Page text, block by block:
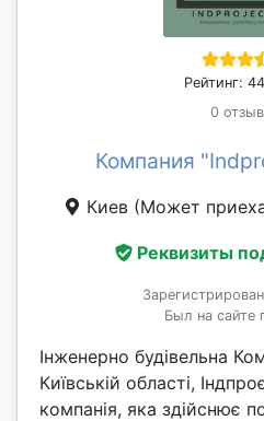
Рейтинг:
0
Компания
Киев (Может
Реквизиты
Был на сайте
Інженерно будівельна
Київській області,
компанія, яка здійснює